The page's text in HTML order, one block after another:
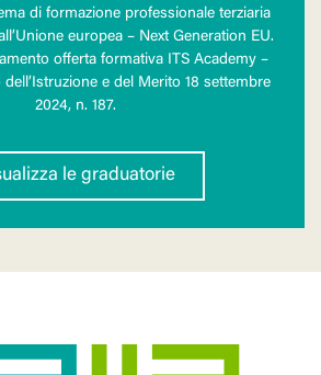
di formazione professionale terziaria
europea – Next Generation EU.
offerta formativa ITS Academy –
e del Merito 18 settembre
2024, n. 187.
le graduatorie